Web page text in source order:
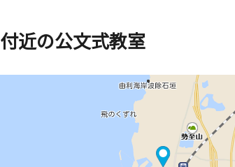
付近の公文式教室